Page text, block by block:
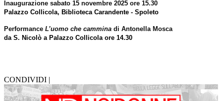
Inaugurazione sabato 15 novembre 2025 ore 15.30
Palazzo Collicola, Biblioteca Carandente - Spoleto
Performance L’uomo che cammina di Antonella Mosca
da S. Nicolò a Palazzo Collicola ore 14.30
CONDIVIDI |